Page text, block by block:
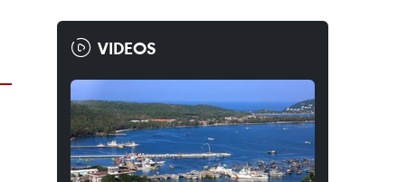
VIDEOS